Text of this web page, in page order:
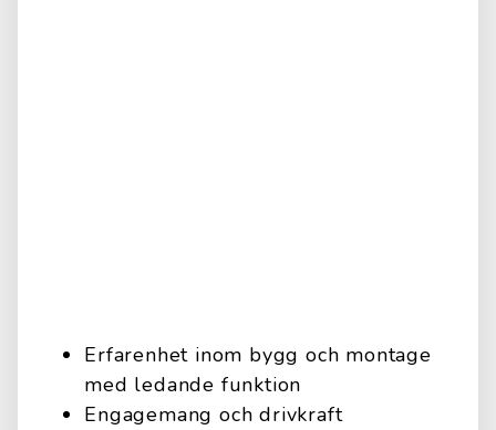
Erfarenhet inom bygg och montage
med ledande funktion
Engagemang och drivkraft